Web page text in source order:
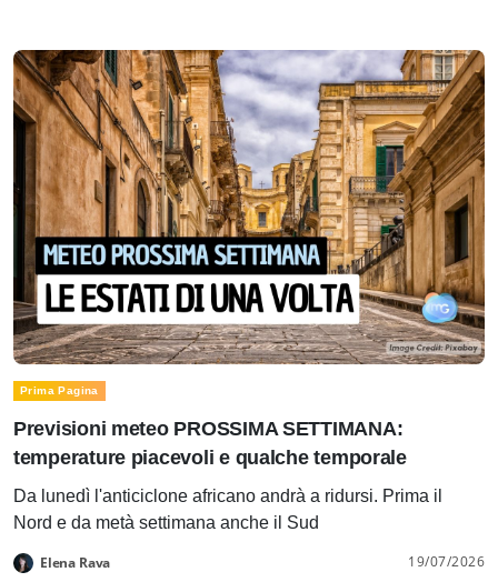
Prima Pagina
Previsioni meteo PROSSIMA SETTIMANA:
temperature piacevoli e qualche temporale
Da lunedì l'anticiclone africano andrà a ridursi. Prima il
Nord e da metà settimana anche il Sud
Elena Rava 19/07/2026